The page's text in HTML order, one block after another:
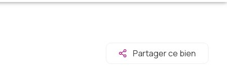
Partager ce bien